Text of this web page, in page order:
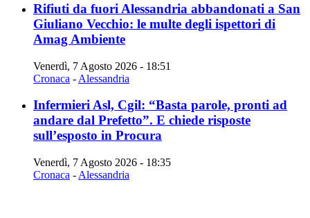
Rifiuti da fuori Alessandria abbandonati a San
Giuliano Vecchio: le multe degli ispettori di
Amag Ambiente
Venerdì, 7 Agosto 2026 - 18:51
Cronaca - Alessandria
Infermieri Asl, Cgil: “Basta parole, pronti ad
andare dal Prefetto”. E chiede risposte
sull’esposto in Procura
Venerdì, 7 Agosto 2026 - 18:35
Cronaca - Alessandria